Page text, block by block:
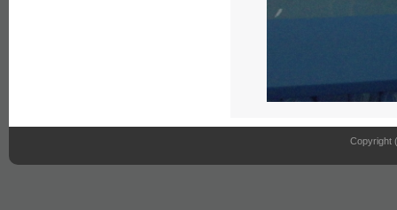
Copyright